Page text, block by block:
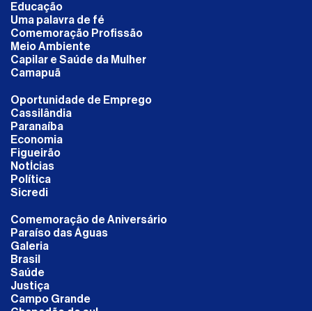
Educação
Uma palavra de fé
Comemoração Profissão
Meio Ambiente
Capilar e Saúde da Mulher
Camapuã
Oportunidade de Emprego
Cassilândia
Paranaíba
Economia
Figueirão
NotÍcias
Política
Sicredi
Comemoração de Aniversário
Paraíso das Águas
Galeria
Brasil
Saúde
Justiça
Campo Grande